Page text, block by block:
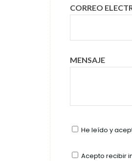
CORREO
MENSAJE
He leído y
Acepto recibir